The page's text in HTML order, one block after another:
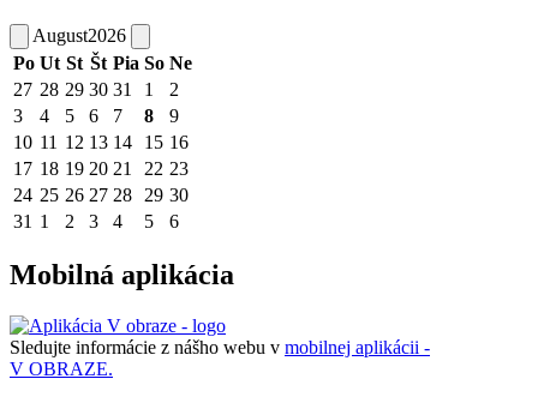
August2026
Po Ut St Št Pia So Ne
27 28 29 30 31 1
2
3
4 5 6 7 8
9
10 11 12 13 14 15 16
17 18 19 20 21 22 23
24 25 26 27 28 29 30
31 1 2 3 4 5 6
Mobilná aplikácia
Sledujte informácie z nášho webu v mobilnej aplikácii -
V OBRAZE.